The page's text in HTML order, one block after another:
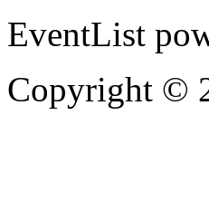
EventList
Copyright ©